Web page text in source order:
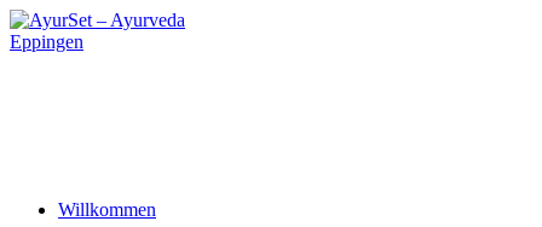
Zum
Inhalt
Willkommen